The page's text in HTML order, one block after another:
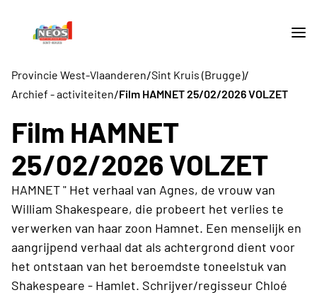
Provincie West-Vlaanderen/Sint Kruis (Brugge)/
Archief - activiteiten/Film HAMNET 25/02/2026 VOLZET
Film HAMNET
25/02/2026 VOLZET
HAMNET " Het verhaal van Agnes, de vrouw van
William Shakespeare, die probeert het verlies te
verwerken van haar zoon Hamnet. Een menselijk en
aangrijpend verhaal dat als achtergrond dient voor
het ontstaan van het beroemdste toneelstuk van
Shakespeare - Hamlet. Schrijver/regisseur Chloé